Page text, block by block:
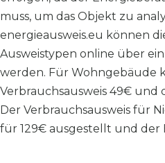
muss, um das Objekt zu
energieausweis.eu können
Ausweistypen online über
werden. Für Wohngebäude
Verbrauchsausweis 49€ und
Der Verbrauchsausweis für
für 129€ ausgestellt und der